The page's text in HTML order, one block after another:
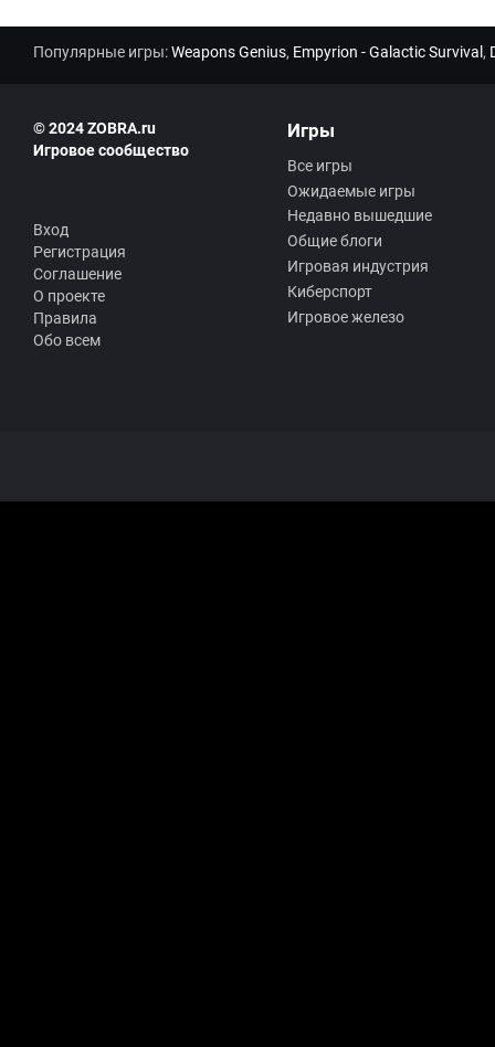
Популярные игры:Weapons Genius, Empyrion - Galactic Survival ,
© 2024 ZOBRA.ru
Игровое сообщество
Вход
Регистрация
Соглашение
О проекте
Правила
Обо всем
Игры
Все игры
Ожидаемые игры
Недавно вышедшие
Общие блоги
Игровая индустрия
Киберспорт
Игровое железо